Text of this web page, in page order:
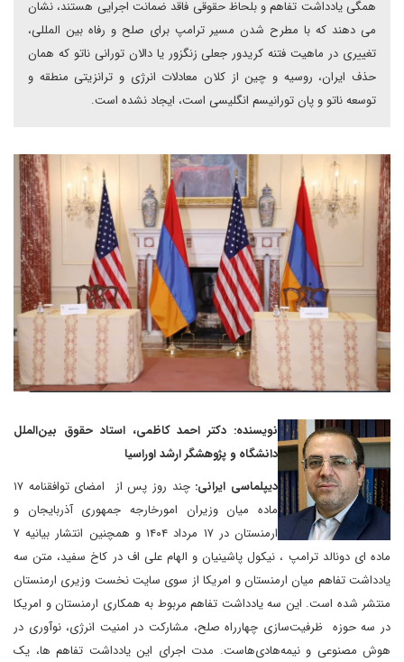
همگی یادداشت تفاهم و بلحاظ حقوقی فاقد ضمانت اجرایی هستند، نشان
می دهند که با مطرح شدن مسیر ترامپ برای صلح و رفاه بین المللی،
تغییری در ماهیت فتنه کریدور جعلی زنگزور یا دالان تورانی ناتو که همان
حذف ایران، روسیه و چین از کلان معادلات انرژی و ترانزیتی منطقه و
توسعه ناتو و پان تورانیسم انگلیسی است، ایجاد نشده است.
نویسنده: دکتر احمد کاظمی، استاد حقوق بین‌الملل
دانشگاه و پژوهشگر ارشد اوراسیا
دیپلماسی ایرانی:
چند روز پس از امضای توافقنامه ۱۷
ماده میان وزیران امورخارجه جمهوری آذربایجان و
ارمنستان در ۱۷ مرداد ۱۴۰۴ و همچنین انتشار بیانیه ۷
ماده ای دونالد ترامپ ، نیکول پاشینیان و الهام علی اف در کاخ سفید، متن سه
یادداشت تفاهم میان ارمنستان و امریکا از سوی سایت نخست وزیری ارمنستان
منتشر شده است. این سه یادداشت تفاهم مربوط به همکاری ارمنستان و امریکا
در سه حوزه ظرفیت‌سازی چهارراه صلح، مشارکت در امنیت انرژی، نوآوری در
هوش مصنوعی و نیمه‌هادی‌هاست. مدت اجرای این یادداشت تفاهم ها، یک